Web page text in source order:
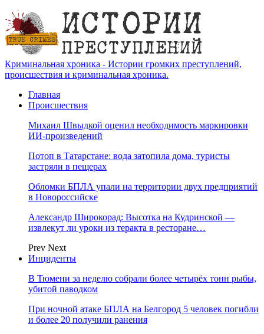
Криминальная хроника - Истории громких преступлений,
происшествия и криминальная хроника.
Главная
Происшествия
Михаил Швыдкой оценил необходимость маркировки
ИИ-произведений
Потоп в Татарстане: вода затопила дома, туристы
застряли в пещерах
Обломки БПЛА упали на территории двух предприятий
в Новороссийске
Александр Широкорад: Высотка на Кудринской —
извлекут ли уроки из теракта в ресторане…
Prev Next
Инциденты
В Тюмени за неделю собрали более четырёх тонн рыбы,
убитой паводком
При ночной атаке БПЛА на Белгород 5 человек погибли
и более 20 получили ранения